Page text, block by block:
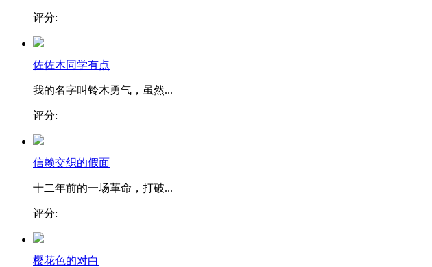
评分:
佐佐木同学有点
我的名字叫铃木勇气，虽然...
评分:
信赖交织的假面
十二年前的一场革命，打破...
评分:
樱花色的对白